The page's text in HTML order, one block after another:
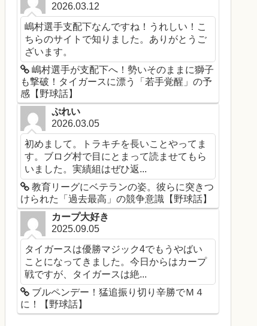
2026.03.12
嶋村選手支配下なんですね！うれしい！こ
ちらのサイトで知りました。ありがとうご
ざいます。
嶋村選手が支配下へ！勢いそのままに獅子
も撃破！タイガースに漂う「若手覚醒」の予
感【野球話】
ぷれい
2026.03.05
初めまして。トラキチを長いことやってま
す。ブログ村で目にとまって読ませてもら
いました。実績組はぜひ返...
教育リーグにベテランの姿。彼らに突きつ
けられた「過去最高」の競争意識【野球話】
カープ大好き
2025.09.05
タイガースは優勝マジック4でもうやばい
ことになってきました。今日からはカープ
戦ですが、タイガースは絶...
ブルペンデー！猛追振り切り辛勝でＭ４
に！【野球話】